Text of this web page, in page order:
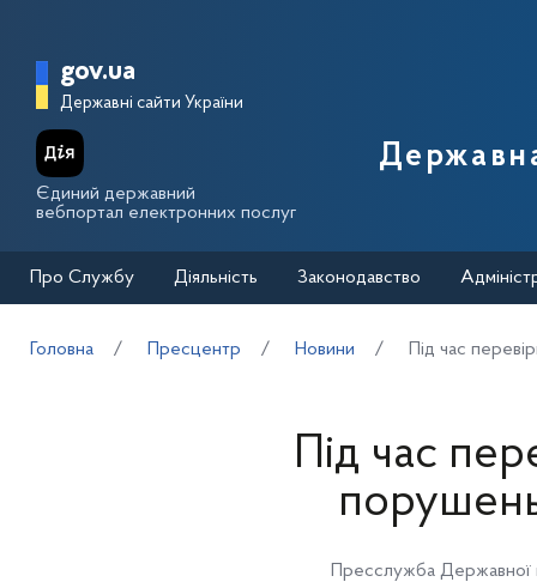
Головна сторінка Державної
gov.ua
Державні сайти України
Єдиний державний
вебпортал електронних послуг
Про Службу Діяльність Законодавство
Головна Пресцентр Новини Під час
Під час
Пресслужба Державної